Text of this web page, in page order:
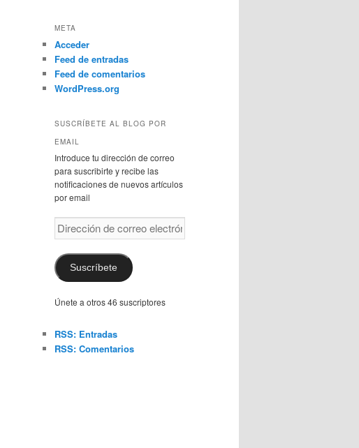
META
Acceder
Feed de entradas
Feed de comentarios
WordPress.org
SUSCRÍBETE AL BLOG POR
EMAIL
Introduce tu dirección de correo
para suscribirte y recibe las
notificaciones de nuevos artículos
por email
Dirección
de
electrónico
Suscríbete
Únete a otros 46 suscriptores
RSS: Entradas
RSS: Comentarios